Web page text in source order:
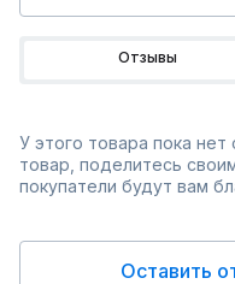
Отзывы
У этого товара пока нет
товар, поделитесь
покупатели будут вам
Оставить